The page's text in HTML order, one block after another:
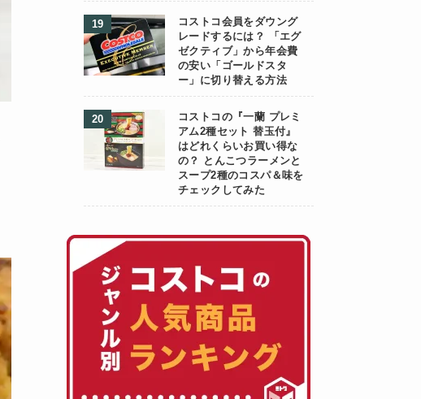
コストコ会員をダウング
レードするには？ 「エグ
ゼクティブ」から年会費
の安い「ゴールドスタ
ー」に切り替える方法
コストコの『一蘭 プレミ
アム2種セット 替玉付』
はどれくらいお買い得な
の？ とんこつラーメンと
スープ2種のコスパ＆味を
チェックしてみた